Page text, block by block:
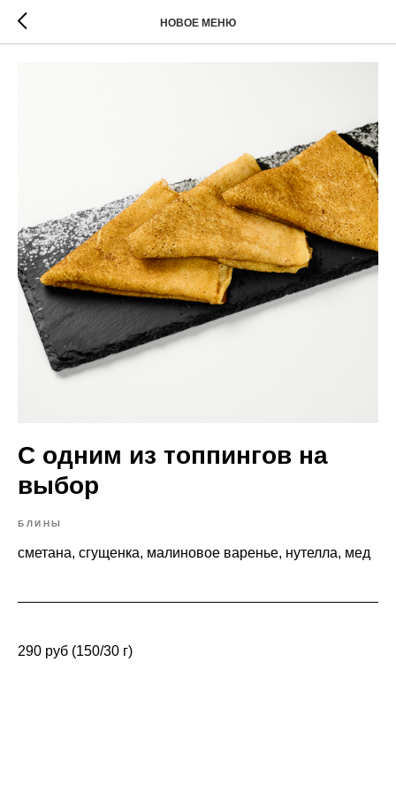
НОВОЕ МЕНЮ
С одним из топпингов на
выбор
БЛИНЫ
сметана, сгущенка, малиновое варенье, нутелла, мед
290 руб (150/30 г)